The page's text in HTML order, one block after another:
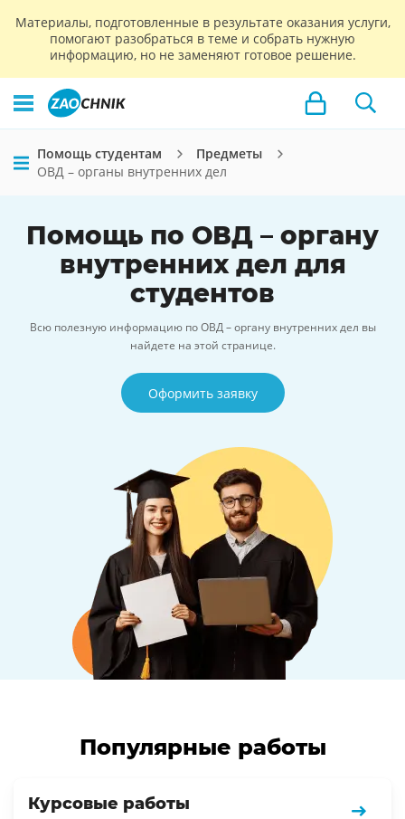
Материалы, подготовленные в результате оказания услуги,
помогают разобраться в теме и собрать нужную
информацию, но не заменяют готовое решение.
Помощь студентам
Предметы
ОВД – органы внутренних дел
Помощь по ОВД – органу
внутренних дел для
студентов
Всю полезную информацию по ОВД – органу внутренних дел вы
найдете на этой странице.
Оформить заявку
Популярные работы
Курсовые работы